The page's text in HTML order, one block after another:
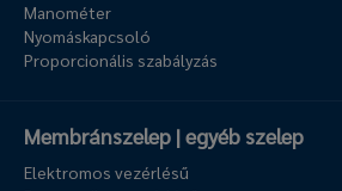
Manométer
Nyomáskapcsoló
Proporcionális szabályzás
Membránszelep | egyéb szelep
Elektromos vezérlésű